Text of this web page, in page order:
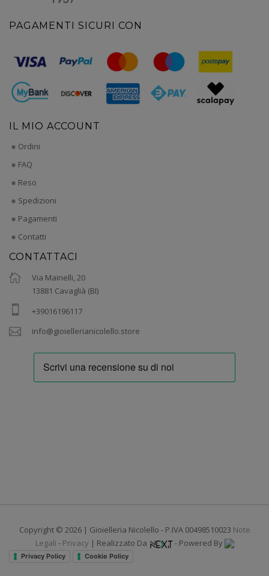
PAGAMENTI SICURI CON
IL MIO ACCOUNT
Ordini
FAQ
Reso
Spedizioni
Pagamenti
Contatti
CONTATTACI
Via Mainelli, 20
13881 Cavaglià (BI)
+39016196117
info@gioiellerianicolello.store
Copyright © 2026 | Gioielleria Nicolello - P.IVA 00498510023 Note
Legali - Privacy | Realizzato Da - Powered By
Privacy Policy Cookie Policy